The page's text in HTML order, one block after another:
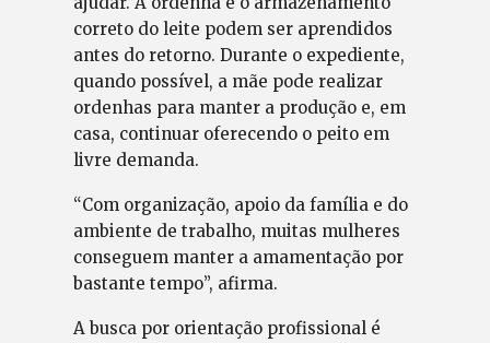
correto do leite podem ser aprendidos
antes do retorno. Durante o expediente,
quando possível, a mãe pode realizar
ordenhas para manter a produção e, em
casa, continuar oferecendo o peito em
livre demanda.
“Com organização, apoio da família e do
ambiente de trabalho, muitas mulheres
conseguem manter a amamentação por
bastante tempo”, afirma.
A busca por orientação profissional é